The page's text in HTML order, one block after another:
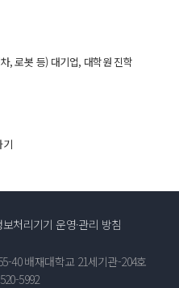
, 로봇 등) 대기업, 대학원 진학
기
보처리기기 운영·관리 방침
40 배재대학교 21세기관-204호
5992